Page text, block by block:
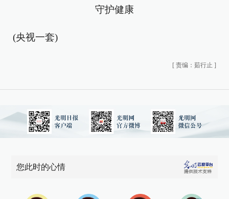
守护健康
(央视一套)
[ 责编：茹行止 ]
您此时的心情